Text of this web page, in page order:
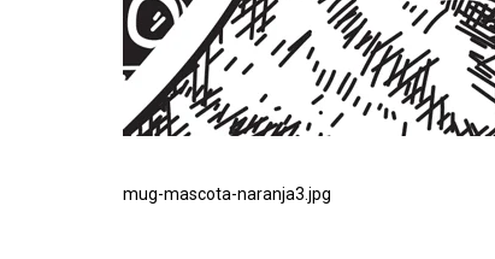
mug-mascota-naranja3.jpg